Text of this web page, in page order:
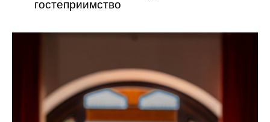
гостеприимство